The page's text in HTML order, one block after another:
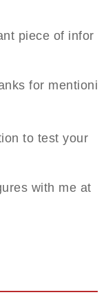
piece of infor
for mentioni
to test your
with me at